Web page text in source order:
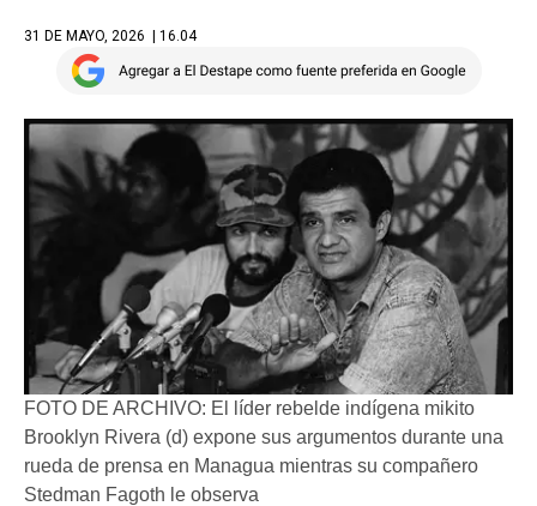
31 DE MAYO, 2026 | 16.04
FOTO DE ARCHIVO: El líder rebelde indígena mikito
Brooklyn Rivera (d) expone sus argumentos durante una
rueda de prensa en Managua mientras su compañero
Stedman Fagoth le observa